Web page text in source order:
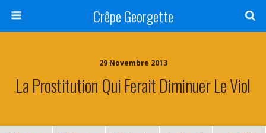
Crêpe Georgette
29 Novembre 2013
La Prostitution Qui Ferait Diminuer Le Viol